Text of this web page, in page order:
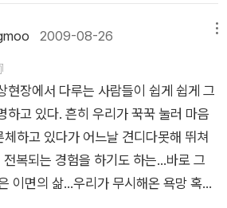
행위를 지속하기 위해서는 반드시 그림
을 주장한다. 사람은 그림자를 해결하지
사하기도 하는데 투사의 대상은 주로 자
. 투사된 대상은 남의 그림자에 자신의 그
기에 그림자를 달래기가 매우 어려워진
이다. 그림자 책을 보면서 2년정도
는가' 라는 책이 떠올랐다. 이 책의 주
사회의 성공 요인을 본능에 충실했다는
나는 과거에 있었던 일, 지금 일어나고
에 모두 ‘네‘라고 말한다. 나는 사랑의
마주하고 그림자 찾기의 과정이라고 생
뿌리를 내리기 위해 뿌리가 내려갈 속
경을 마련해주어야 하는 것이다, 속으로
어지고 모든 것이 드러나야만 비로소 흙
아들일 준비를 한다. 그리고 뿌려진 씨
를 내리고 그것을 지지대로 위로 싹이
되는 것은 건강해지는 것이다, 뿌리가
려갈 수 있을 때 싹이 나오고 그 싹은 위
되고 줄기가 되고 꽃이 피어난다. 내 성
2009-08-26
현장에서 다루는 사람들이 쉽게 쉽게 그
하고 있다. 흔히 우리가 꾹꾹 눌러 마음
하고 있다가 어느날 견디다못해 뛰쳐
복되는 경험을 하기도 하는...바로 그
이면의 삶...우리가 무시해온 욕망 혹은